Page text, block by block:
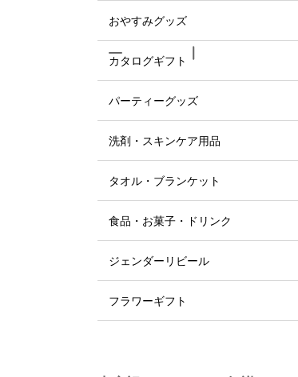
おやすみグッズ
カタログギフト
パーティーグッズ
洗剤・スキンケア用品
タオル・ブランケット
食品・お菓子・ドリンク
ジェンダーリビール
フラワーギフト